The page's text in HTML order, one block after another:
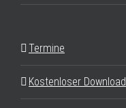
Termine
Kostenloser Download